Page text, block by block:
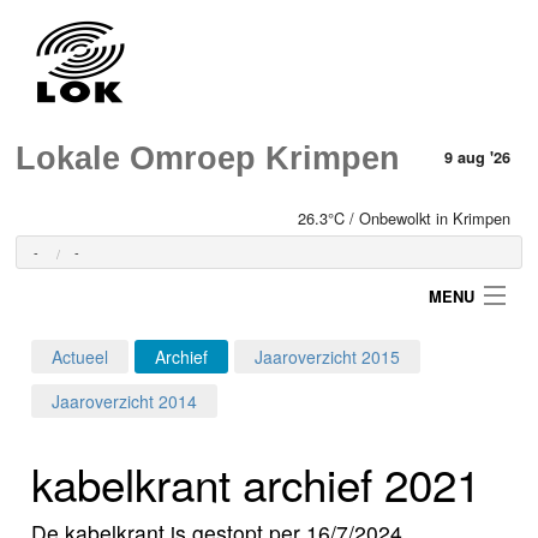
Lokale Omroep Krimpen 9 aug '26
26.3°C / Onbewolkt in Krimpen
- -
MENU
Programma's
Actueel Archief
Jaaroverzicht 2015
Jaaroverzicht 2014
kabelkrant archief 2021